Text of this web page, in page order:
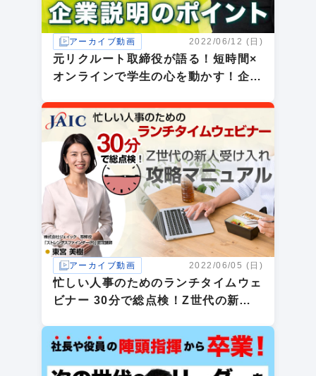
アーカイブ動画 2022/06/12 (日)
元リクルート取締役が語る！短時間×
オンラインで学生の心を動かす！企業
アーカイブ動画 2022/06/05 (日)
忙しい人事のためのランチタイムウェ
ビナー 30分で総点検！Z世代の新人